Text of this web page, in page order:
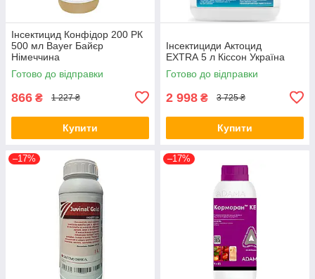
Інсектицид Конфідор 200 РК
500 мл Bayer Байєр
Німеччина
Готово до відправки
866 ₴ 1 227 ₴
Купити
Інсектициди Актоцид
EXTRA 5 л Кіссон Україна
Готово до відправки
2 998 ₴ 3 725 ₴
Купити
–17% –17%